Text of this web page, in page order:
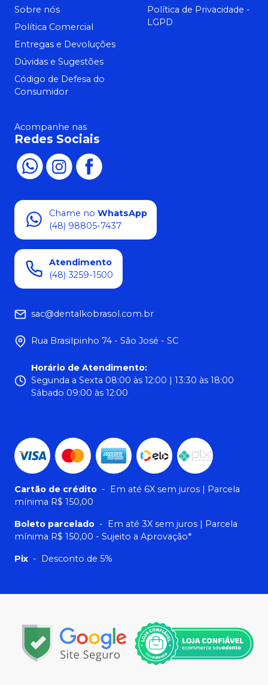
Sobre nós
Política Comercial
Entregas e Devoluções
Dúvidas e Sugestões
Código de Defesa do
Consumidor
Política de Privacidade -
LGPD
Acompanhe nas
Redes Sociais
Chame no WhatsApp
(48) 98805-7437
Atendimento
(48) 3259-1500
sac@dentalkobrasol.com.br
Rua Brasilpinho 74 - São José - SC
Horário de Atendimento:
Segunda a Sexta 08:00 às 12:00 | 13:30 às 18:00
Sábado 09:00 às 12:00
Cartão de crédito - Em até 6X sem juros | Parcela
mínima R$ 150,00
Boleto parcelado - Em até 3X sem juros | Parcela
mínima R$ 150,00 - Sujeito a Aprovação*
Pix - Desconto de 5%